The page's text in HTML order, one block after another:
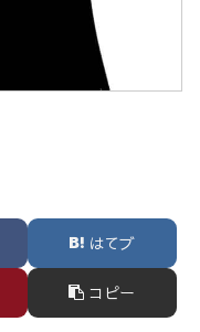
はてブ
コピー